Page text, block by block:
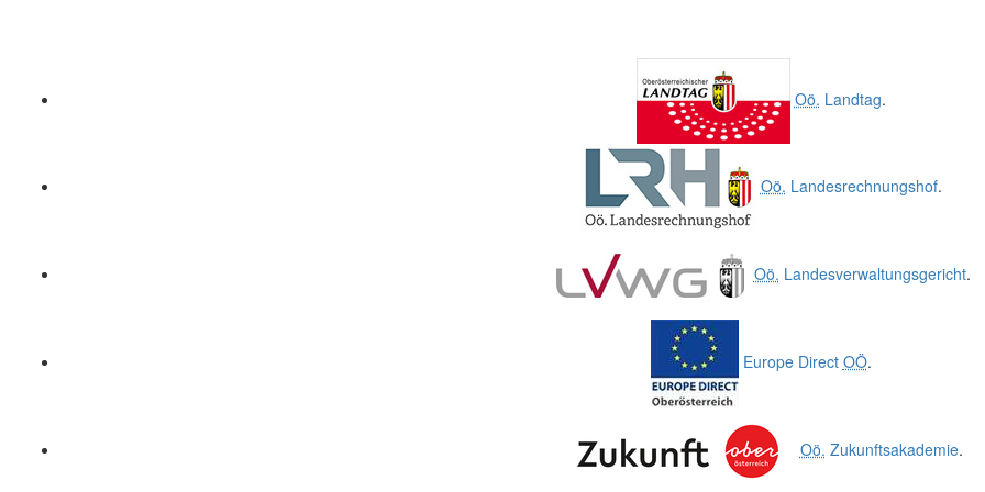
Oö. Landtag.
Oö. Landesrechnungshof.
Oö. Landesverwaltungsgericht.
Europe Direct OÖ.
Oö. Zukunftsakademie.